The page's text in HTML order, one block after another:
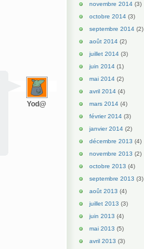
Yod@
novembre 2014 (3)
octobre 2014 (3)
septembre 2014 (2)
août 2014 (2)
juillet 2014 (3)
juin 2014 (1)
mai 2014 (2)
avril 2014 (4)
mars 2014 (4)
février 2014 (3)
janvier 2014 (2)
décembre 2013 (4)
novembre 2013 (2)
octobre 2013 (4)
septembre 2013 (3)
août 2013 (4)
juillet 2013 (3)
juin 2013 (4)
mai 2013 (5)
avril 2013 (3)